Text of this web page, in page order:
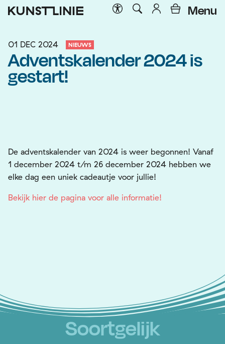
Menu
01 DEC 2024 NIEUWS
Adventskalender 2024 is
gestart!
De adventskalender van 2024 is weer begonnen! Vanaf
1 december 2024 t/m 26 december 2024 hebben we
elke dag een uniek cadeautje voor jullie!
Bekijk hier de pagina voor alle informatie!
Soortgelijk